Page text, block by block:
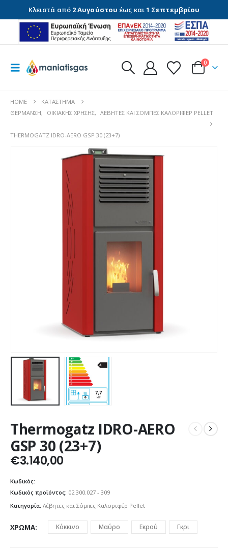
Κλειστά από 2 Αυγούστου έως και1 Σεπτεμβρίου
0
HOME
ΚΑΤΆΣΤΗΜΑ
ΘΈΡΜΑΝΣΗ, ΟΙΚΙΑΚΉΣ ΧΡΉΣΗΣ, ΛΈΒΗΤΕΣ ΚΑΙ ΣΌΜΠΕΣ ΚΑΛΟΡΙΦΈΡ PELLET
THERMOGATZ IDRO-AERO GSP 30 (23+7)
Thermogatz IDRO-AERO
GSP 30 (23+7)
€3.140,00
Κωδικός:
Κωδικός προϊόντος: 02.300.027 - 309
Κατηγορία: Λέβητες και Σόμπες Καλοριφέρ Pellet
ΧΡΏΜΑ Κόκκινο Μαύρο Εκρού Γκρι